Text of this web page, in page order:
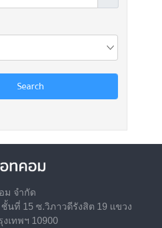
ม จำกัด
นที่ 15 ซ.วิภาวดีรังสิต 19 แขวง
เทพฯ 10900